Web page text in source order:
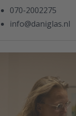
070-2002275
info@daniglas.nl